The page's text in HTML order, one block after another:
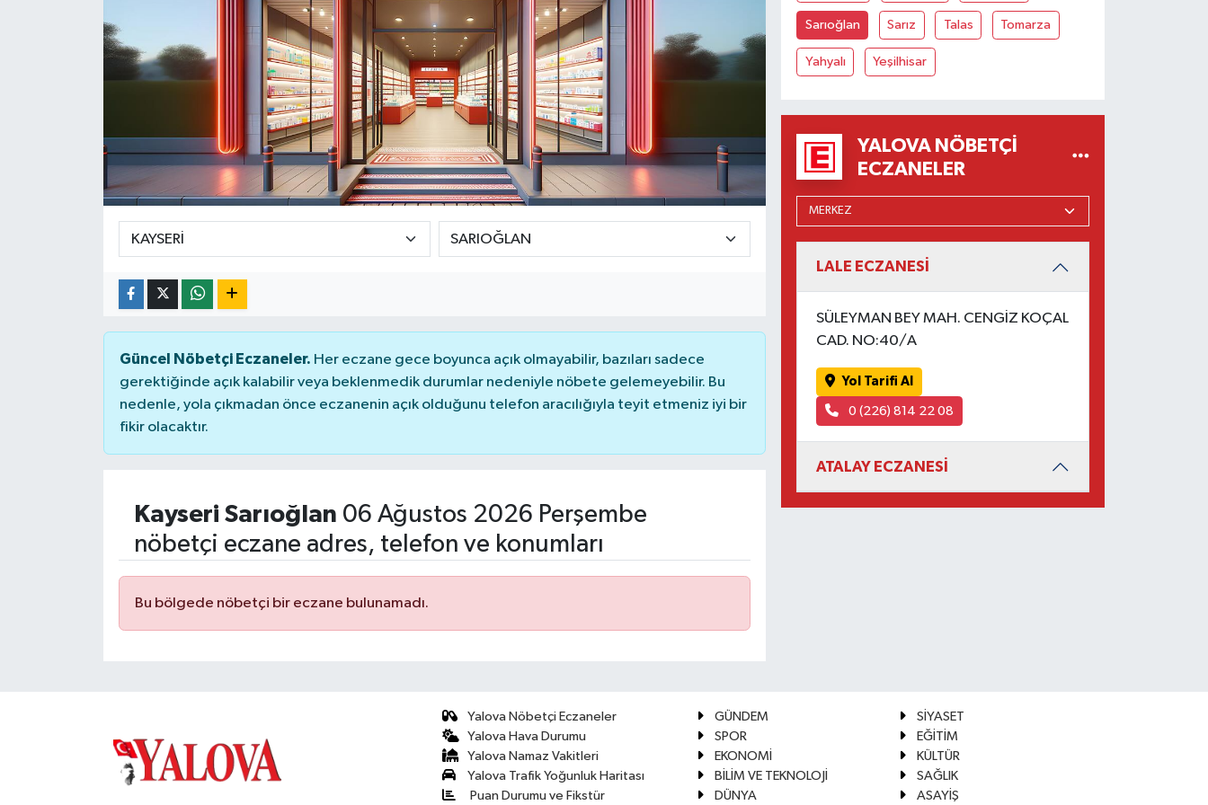
Güncel Nöbetçi Eczaneler. Her eczane gece boyunca açık olmayabilir, bazıları sadece
gerektiğinde açık kalabilir veya beklenmedik durumlar nedeniyle nöbete gelemeyebilir. Bu
nedenle, yola çıkmadan önce eczanenin açık olduğunu telefon aracılığıyla teyit etmeniz iyi bir
fikir olacaktır.
Kayseri Sarıoğlan 06 Ağustos 2026 Perşembe
nöbetçi eczane adres, telefon ve konumları
Bu bölgede nöbetçi bir eczane bulunamadı.
Sarıoğlan Sarız Talas Tomarza
Yahyalı Yeşilhisar
YALOVA NÖBETÇI
ECZANELER
LALE ECZANESİ
SÜLEYMAN BEY MAH. CENGİZ KOÇAL
CAD. NO:40/A
Yol Tarifi Al
0 (226) 814 22 08
ATALAY ECZANESİ
Yalova Nöbetçi Eczaneler
Yalova Hava Durumu
Yalova Namaz Vakitleri
Yalova Trafik Yoğunluk Haritası
Puan Durumu ve Fikstür
GÜNDEM
SİYASET
SPOR
EĞİTİM
EKONOMİ
KÜLTÜR
BİLİM VE TEKNOLOJİ
SAĞLIK
DÜNYA
ASAYİŞ
RESMİ İLAN